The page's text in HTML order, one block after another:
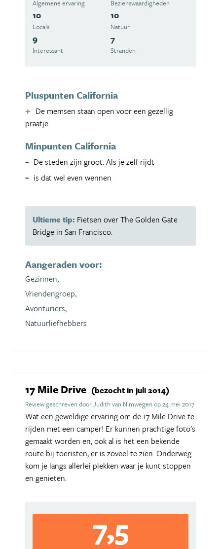
Algemene ervaring Beziens­waardigheden
10
Locals
10
Natuur
9
Interessant
7
Stranden
Pluspunten California
De memsen staan open voor een gezellig
praatje
Minpunten California
De steden zijn groot. Als je zelf rijdt
is dat wel even wennen
Ultieme tip: Fietsen over The Golden Gate
Bridge in San Francisco.
Aangeraden voor:
Gezinnen,
Vriendengroep,
Avonturiers,
Natuurliefhebbers
17 Mile Drive (bezocht in juli 2014)
Review geschreven door Judith van Nimwegen op 24 mei 2017
Wat een geweldige ervaring om de 17 Mile Drive te
rijden met een camper! Er kunnen prachtige foto's
gemaakt worden en, ook al is het een bekende
route bij toeristen, er is zoveel te zien. Onderweg
kom je langs allerlei plekken waar je kunt stoppen
en genieten.
7,5